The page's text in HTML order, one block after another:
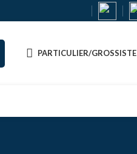
PARTICULIER/GROSSISTE